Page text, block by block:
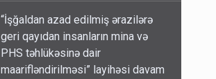
“İşğaldan azad edilmiş ərazilərə
geri qayıdan insanların mina və
PHS təhlükəsinə dair
maarifləndirilməsi” layihəsi davam